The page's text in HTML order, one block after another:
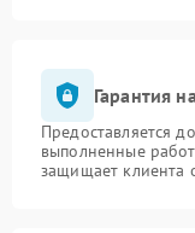
Гарантия
Предоставляется
выполненные
защищает клиента